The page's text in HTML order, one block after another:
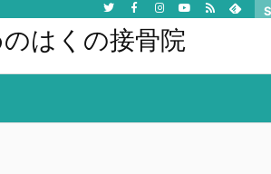
はくの接骨院